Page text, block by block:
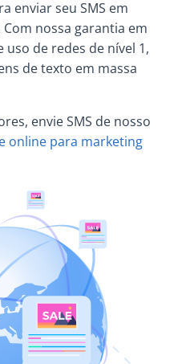
enviar seu SMS em
nossa garantia em
uso de redes de nível 1,
de texto em massa
envie SMS de nosso
online para marketing